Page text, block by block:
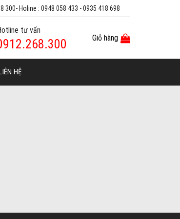
300- Holine : 0948 058 433 - 0935 418 698
tư vấn
Giỏ hàng
HỆ